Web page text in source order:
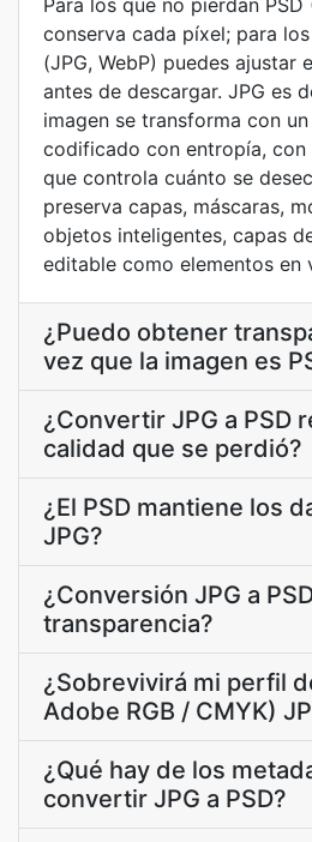
Para los que no pierdan PSD
conserva cada píxel; para
(JPG, WebP) puedes ajustar
antes de descargar. JPG es
imagen se transforma con
codificado con entropía,
que controla cuánto se
preserva capas, máscaras,
objetos inteligentes, capas
editable como elementos en
¿Puedo obtener
vez que la imagen es
¿Convertir JPG a PSD
calidad que se perdió?
¿El PSD mantiene los
JPG?
¿Conversión JPG a
transparencia?
¿Sobrevivirá mi perfil
Adobe RGB / CMYK)
¿Qué hay de los
convertir JPG a PSD?